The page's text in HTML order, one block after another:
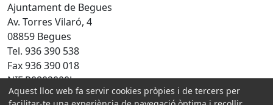
Ajuntament de Begues
Av. Torres Vilaró, 4
08859 Begues
Tel. 936 390 538
Fax 936 390 018
NIF P0802000J
Aquest lloc web fa servir cookies pròpies i de tercers per